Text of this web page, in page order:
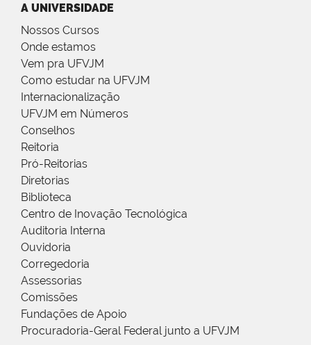
A UNIVERSIDADE
Nossos Cursos
Onde estamos
Vem pra UFVJM
Como estudar na UFVJM
Internacionalização
UFVJM em Números
Conselhos
Reitoria
Pró-Reitorias
Diretorias
Biblioteca
Centro de Inovação Tecnológica
Auditoria Interna
Ouvidoria
Corregedoria
Assessorias
Comissões
Fundações de Apoio
Procuradoria-Geral Federal junto a UFVJM